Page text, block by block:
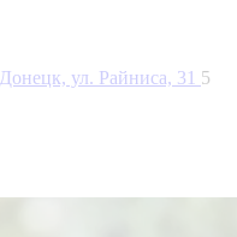
Донецк, ул. Райниса, 31 5